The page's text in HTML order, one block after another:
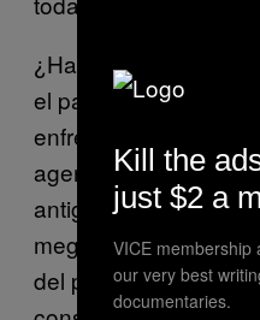
¿Había la decisión
el parque incitado un
enfrentamiento entre
agencias policiales
antiguo grupo
mega-alianza de las
del país? ¿O estaba
Kill the
just $2 a
VICE membership
our very best
documentaries.